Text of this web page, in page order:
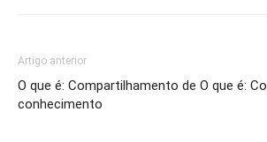
Artigo anterior
O que é: Compartilhamento de
conhecimento
O que é: